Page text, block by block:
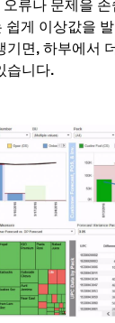
류나 문제을
게 이상값을
기면, 하부에서
습니다.